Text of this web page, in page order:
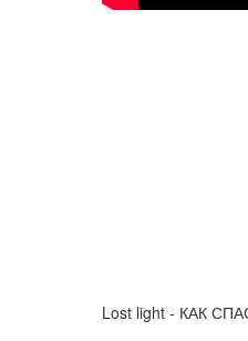
Lost light - КАК